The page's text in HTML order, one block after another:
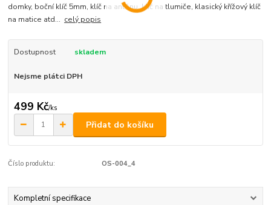
domky, boční klíč 5mm, klíč na anténu, klíč na tlumiče, klasický křížový klíč
na matice atd... celý popis
Dostupnost skladem
Nejsme plátci DPH
499 Kč/ks
Přidat do košíku
Číslo produktu: OS-004_4
Kompletní specifikace